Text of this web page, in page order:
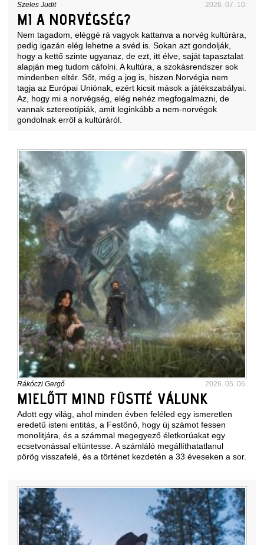
Szeles Judit 2026. 07. 10.
MI A NORVÉGSÉG?
Nem tagadom, eléggé rá vagyok kattanva a norvég kultúrára,
pedig igazán elég lehetne a svéd is. Sokan azt gondolják,
hogy a kettő szinte ugyanaz, de ezt, itt élve, saját tapasztalat
alapján meg tudom cáfolni. A kultúra, a szokásrendszer sok
mindenben eltér. Sőt, még a jog is, hiszen Norvégia nem
tagja az Európai Uniónak, ezért kicsit mások a játékszabályai.
Az, hogy mi a norvégség, elég nehéz megfogalmazni, de
vannak sztereotípiák, amit leginkább a nem-norvégok
gondolnak erről a kultúráról.
Rákóczi Gergő 2026. 05. 06.
MIELŐTT MIND FÜSTTÉ VÁLUNK
Adott egy világ, ahol minden évben feléled egy ismeretlen
eredetű isteni entitás, a Festőnő, hogy új számot fessen
monolitjára, és a számmal megegyező életkorúakat egy
ecsetvonással eltüntesse. A számláló megállíthatatlanul
pörög visszafelé, és a történet kezdetén a 33 éveseken a sor.